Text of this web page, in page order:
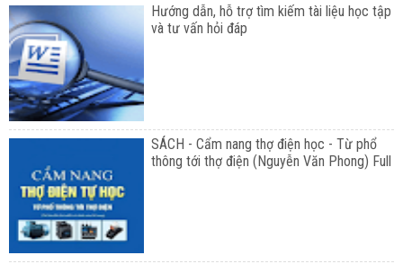
Hướng dẫn, hỗ trợ tìm kiếm tài liệu học tập
và tư vấn hỏi đáp
SÁCH - Cẩm nang thợ điện học - Từ phổ
thông tới thợ điện (Nguyễn Văn Phong) Full